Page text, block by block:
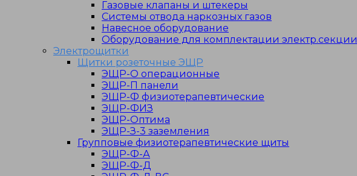
Газовые клапаны и штекеры
Системы отвода наркозных газов
Навесное оборудование
Оборудование для комплектации электр.секции
Электрощитки
Щитки розеточные ЭЩР
ЭЩР-О операционные
ЭЩР-П панели
ЭЩР-Ф физиотерапевтические
ЭЩР-ФИЗ
ЭЩР-Оптима
ЭЩР-З-3 заземления
Групповые физиотерапевтические щиты
ЭЩР-Ф-А
ЭЩР-Ф-Д